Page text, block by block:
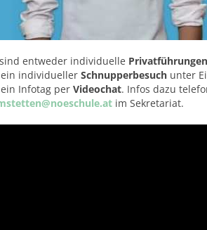
entweder individuelle
individueller Schnupperbesuch unter
Infotag per Videochat. Infos dazu
im Sekretariat.